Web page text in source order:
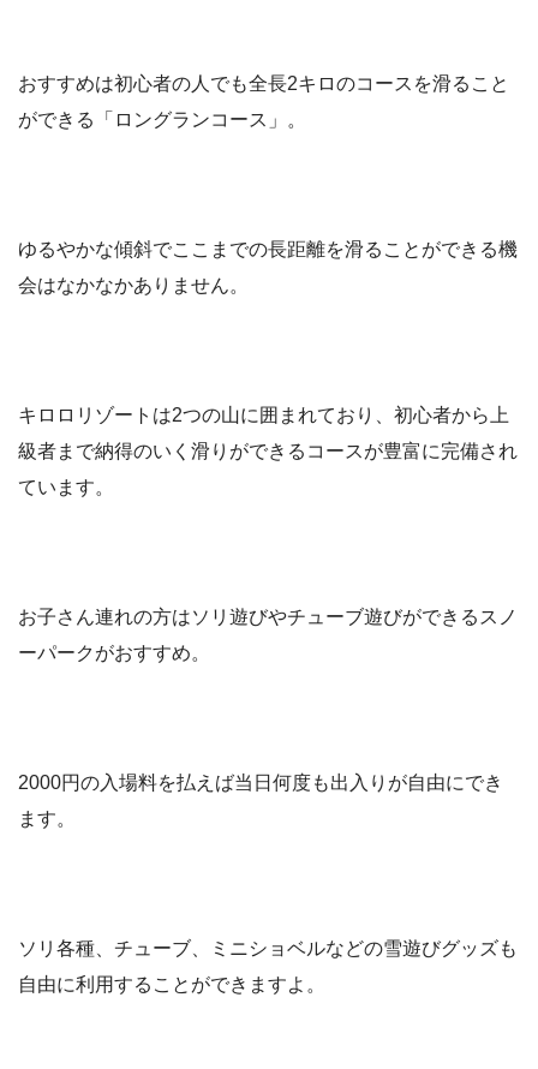
おすすめは初心者の人でも全長2キロのコースを滑ること
ができる「ロングランコース」。
ゆるやかな傾斜でここまでの長距離を滑ることができる機
会はなかなかありません。
キロロリゾートは2つの山に囲まれており、初心者から上
級者まで納得のいく滑りができるコースが豊富に完備され
ています。
お子さん連れの方はソリ遊びやチューブ遊びができるスノ
ーパークがおすすめ。
2000円の入場料を払えば当日何度も出入りが自由にでき
ます。
ソリ各種、チューブ、ミニショベルなどの雪遊びグッズも
自由に利用することができますよ。